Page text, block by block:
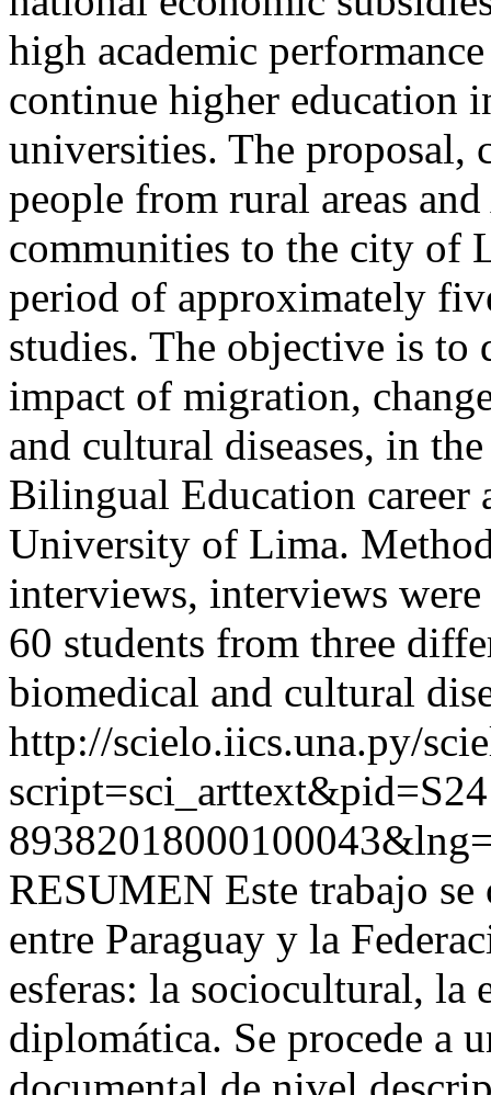
high academic
continue higher education
universities. The proposal,
people from rural areas
communities to the city of
period of approximately
studies. The objective is to
impact of migration,
and cultural diseases, in
Bilingual Education career
University of Lima.
interviews, interviews
60 students from three
biomedical and cultural
http://scielo.iics.una.py/
RESUMEN Este trabajo se
entre Paraguay y la
esferas: la sociocultural,
diplomática. Se procede a